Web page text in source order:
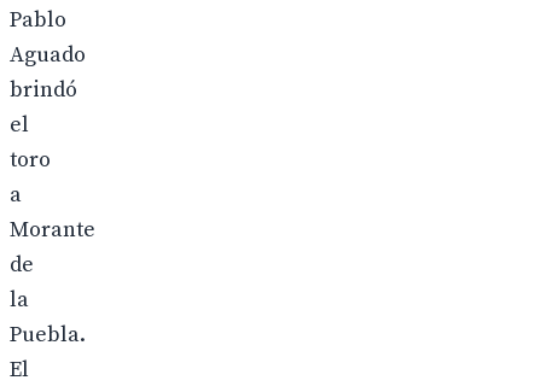
Pablo
Aguado
brindó
el
toro
a
Morante
de
la
Puebla.
El